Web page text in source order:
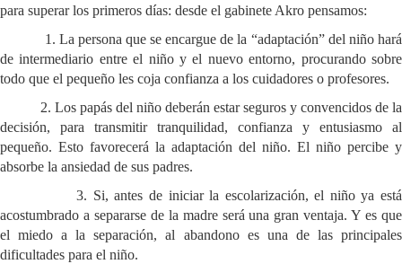
para superar los primeros días: desde el gabinete Akro pensamos:
1. La persona que se encargue de la “adaptación” del niño hará
de intermediario entre el niño y el nuevo entorno, procurando sobre
todo que el pequeño les coja confianza a los cuidadores o profesores.
2. Los papás del niño deberán estar seguros y convencidos de la
decisión, para transmitir tranquilidad, confianza y entusiasmo al
pequeño. Esto favorecerá la adaptación del niño. El niño percibe y
absorbe la ansiedad de sus padres.
3. Si, antes de iniciar la escolarización, el niño ya está
acostumbrado a separarse de la madre será una gran ventaja. Y es que
el miedo a la separación, al abandono es una de las principales
dificultades para el niño.